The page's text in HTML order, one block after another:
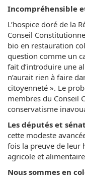
Incompréhensible
L’hospice doré de la
Conseil
bio en restauration
question comme un
fait d’introduire une
n’aurait rien à faire
citoyenneté ». Le
membres du Conseil
conservatisme
Les députés et
cette modeste
fois la preuve de leur
agricole et
Nous sommes en